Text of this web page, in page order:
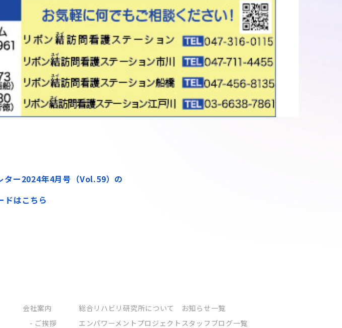
ター2024年4月号（Vol.59）の
ドはこちら
会社案内
ご挨拶
総合リハビリ研究所について
エンパワーメントプロジェクト
お知らせ一覧
スタッフブログ一覧